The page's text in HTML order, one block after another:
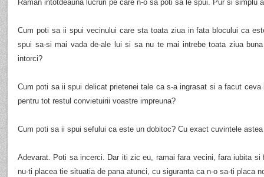
Raman intotdeauna lucruri pe care n-o sa poti sa le spui. Pur si simplu
Cum poti sa ii spui vecinului care sta toata ziua in fata blocului ca
spui sa-si mai vada de-ale lui si sa nu te mai intrebe toata ziua
intorci?
Cum poti sa ii spui delicat prietenei tale ca s-a ingrasat si a facut ceva
pentru tot restul convietuirii voastre impreuna?
Cum poti sa ii spui sefului ca este un dobitoc? Cu exact cuvintele
Adevarat. Poti sa incerci. Dar iti zic eu, ramai fara vecini, fara iubita
nu-ti placea tie situatia de pana atunci, cu siguranta ca n-o sa-ti placa